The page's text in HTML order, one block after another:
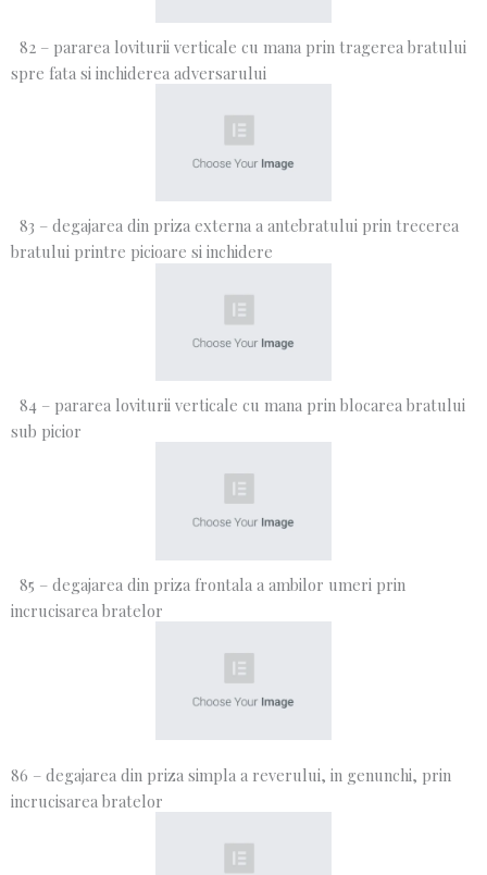
82 – pararea loviturii verticale cu mana prin tragerea bratului
spre fata si inchiderea adversarului
83 – degajarea din priza externa a antebratului prin trecerea
bratului printre picioare si inchidere
84 – pararea loviturii verticale cu mana prin blocarea bratului
sub picior
85 – degajarea din priza frontala a ambilor umeri prin
incrucisarea bratelor
86 – degajarea din priza simpla a reverului, in genunchi, prin
incrucisarea bratelor